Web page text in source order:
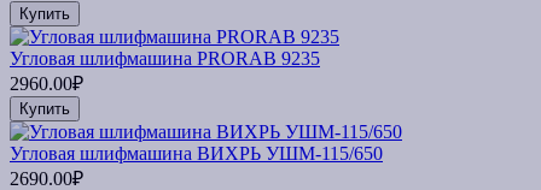
Купить
Угловая шлифмашина PRORAB 9235
2960.00₽
Купить
Угловая шлифмашина ВИХРЬ УШМ-115/650
2690.00₽